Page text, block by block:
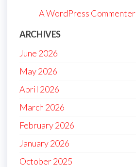
A WordPress Commenter
ARCHIVES
June 2026
May 2026
April 2026
March 2026
February 2026
January 2026
October 2025